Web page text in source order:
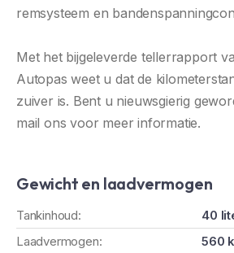
remsysteem en
Met het bijgeleverde tellerrapport
Autopas weet u dat de
zuiver is. Bent u nieuwsgierig
mail ons voor meer informatie.
Gewicht en laadvermogen
Tankinhoud:
40
Laadvermogen:
560